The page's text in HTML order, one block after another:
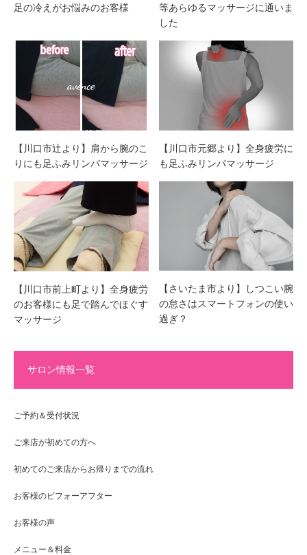
足の冷えがお悩みのお客様
等あらゆるマッサージに通いま
した
【川口市辻より】肩から腕のこ
りにも足ふみリンパマッサージ
【川口市元郷より】全身疲労に
も足ふみリンパマッサージ
【川口市前上町より】全身疲労
のお客様にも足で踏んでほぐす
マッサージ
【さいたま市より】しつこい腕
の怠さはスマートフォンの使い
過ぎ？
サロン情報一覧
ご予約＆受付状況
ご来店が初めての方へ
初めてのご来店からお帰りまでの流れ
お客様のビフォーアフター
お客様の声
メニュー＆料金